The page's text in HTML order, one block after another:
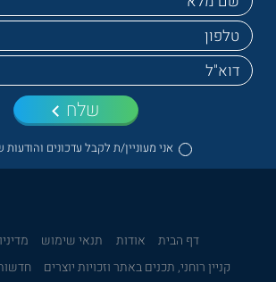
אני מעוניין/ת לקבל עדכונים והודעות
שלח
דף הבית אודות תנאי שימוש
קניין רוחני, תכנים באתר וזכויות יוצרים